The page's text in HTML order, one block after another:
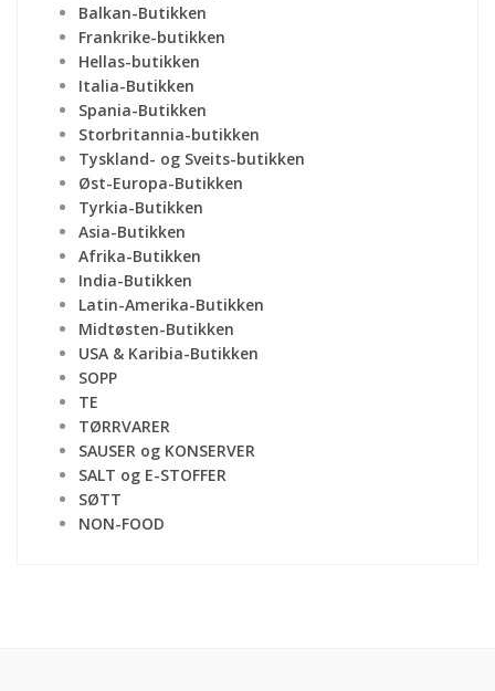
Balkan-Butikken
Frankrike-butikken
Hellas-butikken
Italia-Butikken
Spania-Butikken
Storbritannia-butikken
Tyskland- og Sveits-butikken
Øst-Europa-Butikken
Tyrkia-Butikken
Asia-Butikken
Afrika-Butikken
India-Butikken
Latin-Amerika-Butikken
Midtøsten-Butikken
USA & Karibia-Butikken
SOPP
TE
TØRRVARER
SAUSER og KONSERVER
SALT og E-STOFFER
SØTT
NON-FOOD